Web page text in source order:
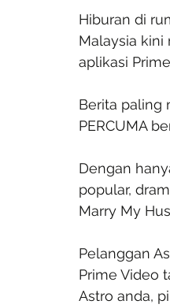
Hiburan di
Malaysia
aplikasi
Berita paling
PERCUMA
Dengan
popular,
Marry My
Pelanggan
Prime Video
Astro anda,